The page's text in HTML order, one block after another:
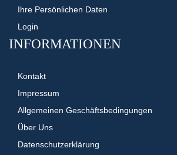
Ihre Persönlichen Daten
Login
INFORMATIONEN
Kontakt
Impressum
Allgemeinen Geschäftsbedingungen
Über Uns
Datenschutzerklärung